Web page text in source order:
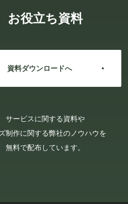
お役立ち資料
資料ダウンロードへ
サービスに関する資料や
制作に関する弊社のノウハウを
無料で配布しています。